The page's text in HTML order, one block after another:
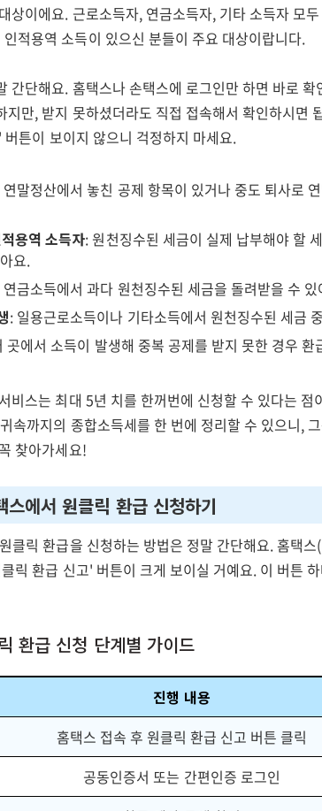
상이에요. 근로소득자, 연금소득자, 기타 소득자 모
적용역 소득이 있으신 분들이 주요 대상이랍니다.
간단해요. 홈택스나 손택스에 로그인만 하면 바로
지만, 받지 못하셨더라도 직접 접속해서 확인하시면
튼이 보이지 않으니 걱정하지 마세요.
연말정산에서 놓친 공제 항목이 있거나 중도 퇴사로
용역 소득자: 원천징수된 세금이 실제 납부해야 할
요.
연금소득에서 과다 원천징수된 세금을 돌려받을 수 있
: 일용근로소득이나 기타소득에서 원천징수된 세금
곳에서 소득이 발생해 중복 공제를 받지 못한 경우 환
비스는 최대 5년 치를 한꺼번에 신청할 수 있다는
속까지의 종합소득세를 한 번에 정리할 수 있으니,
찾아가세요!
에서 원클릭 환급 신청하기
클릭 환급을 신청하는 방법은 정말 간단해요. 홈택
릭 환급 신고' 버튼이 크게 보이실 거예요. 이 버튼
환급 신청 단계별 가이드
진행 내용
홈택스 접속 후 원클릭 환급 신고 버튼 클릭
공동인증서 또는 간편인증 로그인